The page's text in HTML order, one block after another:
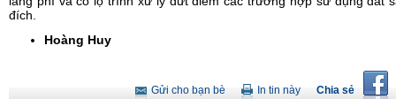
đích.
Hoàng Huy
Chia sẻ
In tin này
Gửi cho bạn bè